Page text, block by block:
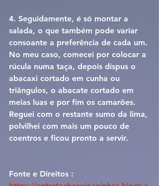
4. Seguidamente, é só montar a
salada, o que também pode variar
consoante a preferência de cada um.
No meu caso, comecei por colocar a
rúcula numa taça, depois dispus o
abacaxi cortado em cunha ou
triângulos, o abacate cortado em
meias luas e por fim os camarões.
Reguei com o restante sumo da lima,
polvilhei com mais um pouco de
coentros e ficou pronto a servir.
Fonte e Direitos :